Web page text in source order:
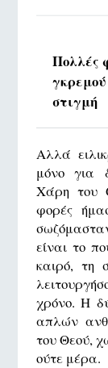
Πολλές
στιγμή
Αλλά
μόνο για
Χάρη του
φορές
είναι το
καιρό, τη
χρόνο. Η
απλών
του Θεού,
ούτε μέρα.